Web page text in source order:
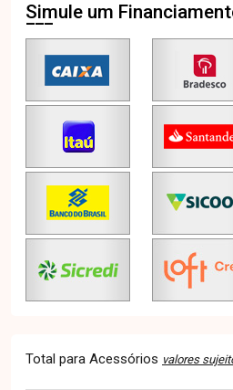
Simule um
Total para Acessórios valores